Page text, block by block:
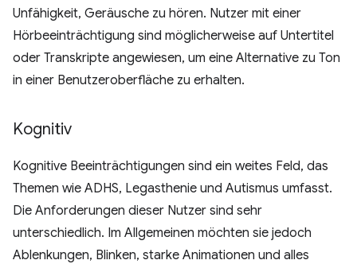
Unfähigkeit, Geräusche zu hören. Nutzer mit einer
Hörbeeinträchtigung sind möglicherweise auf Untertitel
oder Transkripte angewiesen, um eine Alternative zu Ton
in einer Benutzeroberfläche zu erhalten.
Kognitiv
Kognitive Beeinträchtigungen sind ein weites Feld, das
Themen wie ADHS, Legasthenie und Autismus umfasst.
Die Anforderungen dieser Nutzer sind sehr
unterschiedlich. Im Allgemeinen möchten sie jedoch
Ablenkungen, Blinken, starke Animationen und alles